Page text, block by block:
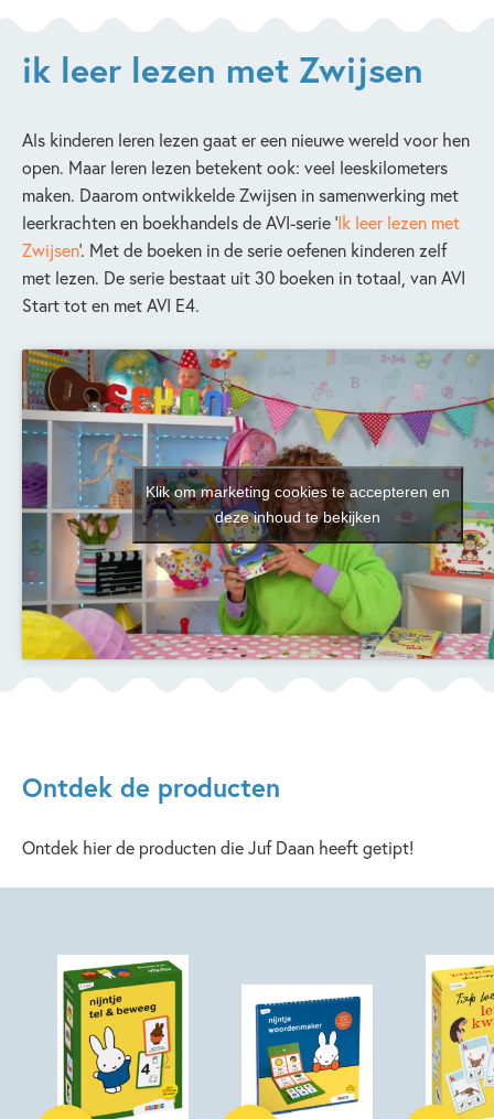
ik leer lezen met Zwijsen
Als kinderen leren lezen gaat er een nieuwe wereld voor hen
open. Maar leren lezen betekent ook: veel leeskilometers
maken. Daarom ontwikkelde Zwijsen in samenwerking met
leerkrachten en boekhandels de AVI-serie ‘Ik leer lezen met
Zwijsen’. Met de boeken in de serie oefenen kinderen zelf
met lezen. De serie bestaat uit 30 boeken in totaal, van AVI
Start tot en met AVI E4.
Klik om marketing cookies te accepteren en
deze inhoud te bekijken
Ontdek de producten
Ontdek hier de producten die Juf Daan heeft getipt!
Spel Hardcover